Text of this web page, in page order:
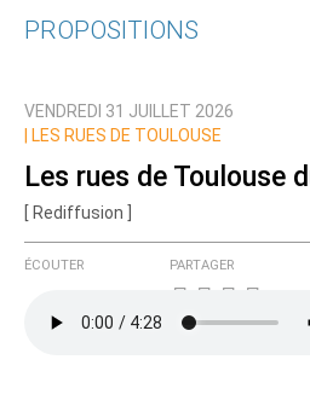
Nom
Courriel (non publié)
Ajoutez votre
PROPOSITIONS
VENDREDI 31 JUILLET 2026
LES RUES DE TOULOUSE
Les rues de Toulouse
[ Rediffusion ]
ÉCOUTER PARTAGER